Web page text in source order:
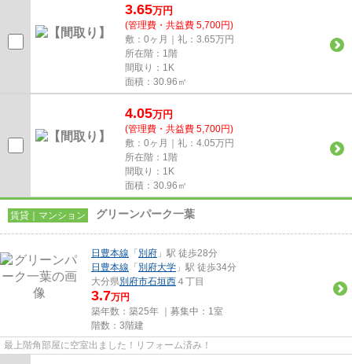
3.65万円
(管理費・共益費 5,700円)
敷：0ヶ月｜礼：3.65万円
所在階：1階
間取り：1K
面積：30.96㎡
4.05万円
(管理費・共益費 5,700円)
敷：0ヶ月｜礼：4.05万円
所在階：1階
間取り：1K
面積：30.96㎡
賃貸｜マンション グリーンパーク一葉
日豊本線 「 別府 」駅 徒歩28分
日豊本線 「 別府大学 」駅 徒歩34分
大分県別府市石垣西 ４丁目
3.7万円
築年数：築25年 ｜募集中： 1室
階数：3階建
最上階角部屋に空室出ました！リフォーム済み！